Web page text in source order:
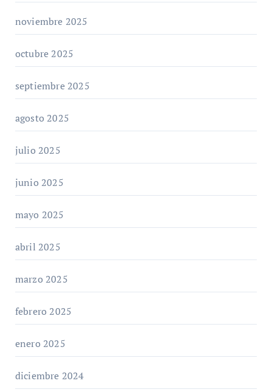
noviembre 2025
octubre 2025
septiembre 2025
agosto 2025
julio 2025
junio 2025
mayo 2025
abril 2025
marzo 2025
febrero 2025
enero 2025
diciembre 2024